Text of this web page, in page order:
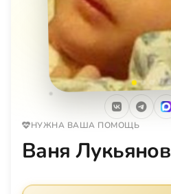
НУЖНА ВАША ПОМОЩЬ
Ваня Лукьянов